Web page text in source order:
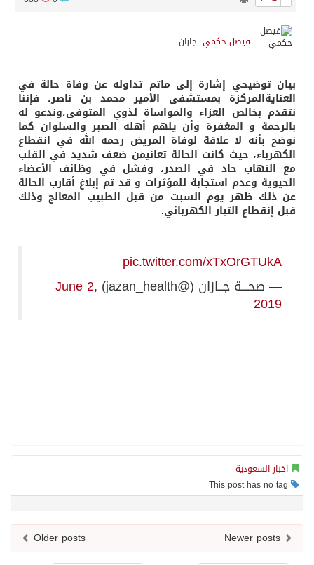
فيصل حكمي جازان
بيان توضيحي إشارة إلى ماتم تداوله عن وفاة حالة في
العنايةالمركزة بمستشفى الأمير محمد بن ناصر، فإننا
نتقدم بخالص العزاء والمواساة لذوي المتوفى،وندعو له
بالرحمة و المغفرة وأن يلهم أهله الصبر والسلوان كما
نوضح بأنه لا علاقة لوفاة المريض رحمه الله في انقطاع
الكهرباء، حيث كانت الحالة تعانيمن ضعف شديد في القلب
مع التهاب حاد في الصدر، وفشل في وظائف الأعضاء
الحيوية وعدم استجابة للمؤثرات و قد تم إبلاغ أقارب الحالة
عن ذلك ظهر يوم السبت من قبل الطبيب المعالج وذلك
قبل إنقطاع التيار الكهربائي.
pic.twitter.com/xTxOrGTUkA
— صحـــة جــازان (@jazan_health)
June 2,
2019
اخبار السعودية
Older posts